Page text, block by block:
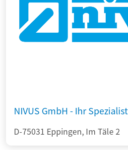
NIVUS GmbH - Ihr
D-75031 Eppingen, Im Täle 2